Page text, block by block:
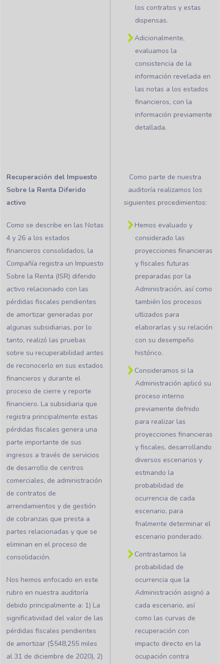
los contratos y estas
dispensas.
Adicionalmente,
evaluamos la
consistencia de la
información revelada en
las notas a los estados
financieros, con la
información previamente
detallada.
Recuperación del Impuesto
Sobre la Renta Diferido
activo
Como se describe en las Notas
4 y 26 a los estados
financieros consolidados, la
Compañía registra un Impuesto
Sobre la Renta (ISR) diferido
activo relacionado con las
pérdidas fiscales pendientes
de amortizar generadas por
algunas subsidiarias, por lo
tanto, realizó las pruebas
sobre su recuperabilidad antes
de reconocerlo en sus estados
financieros y durante el
proceso de cierre y reporte
financiero. La subsidiaria que
registra principalmente estas
pérdidas fiscales genera una
parte importante de sus
ingresos a través de servicios
de desarrollo de centros
comerciales, de administración
de contratos de
arrendamientos y de gestión
de cobranzas que presta a
partes relacionadas y que se
eliminan en el proceso de
consolidación.
Nos hemos enfocado en este
rubro en nuestra auditoría
debido principalmente a: 1) La
significatividad del valor de las
pérdidas fiscales pendientes
de amortizar ($548,255 miles
al 31 de diciembre de 2020), 2)
Como parte de nuestra
auditoría realizamos los
siguientes procedimientos:
Hemos evaluado y
considerado las
proyecciones financieras
y fiscales futuras
preparadas por la
Administración, así como
también los procesos
utlizados para
elaborarlas y su relación
con su desempeño
histórico.
Consideramos si la
Administración aplicó su
proceso interno
previamente defnido
para realizar las
proyecciones financieras
y fiscales, desarrollando
diversos escenarios y
estmando la
probabilidad de
ocurrencia de cada
escenario, para
fnalmente determinar el
escenario ponderado.
Contrastamos la
probabilidad de
ocurrencia que la
Administración asignó a
cada escenario, así
como las curvas de
recuperación con
impacto directo en la
ocupación contra